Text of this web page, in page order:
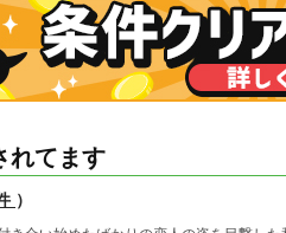
れてます
）